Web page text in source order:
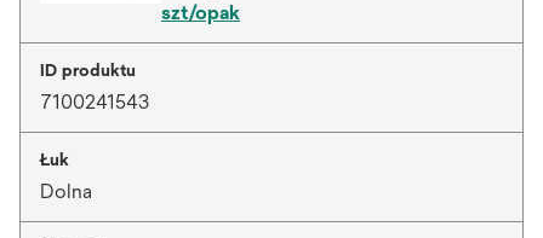
szt/opak
ID produktu
7100241543
Łuk
Dolna